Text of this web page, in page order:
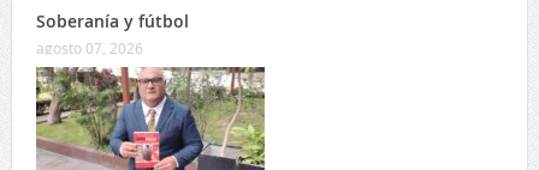
Soberanía y fútbol
agosto 07, 2026